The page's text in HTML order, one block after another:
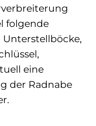
folgende
Unterstellböcke,
eine
der Radnabe